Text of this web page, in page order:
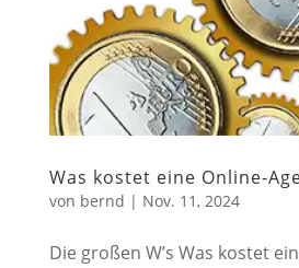
Was kostet eine Online-
von bernd | Nov. 11, 2024
Die großen W’s Was kostet